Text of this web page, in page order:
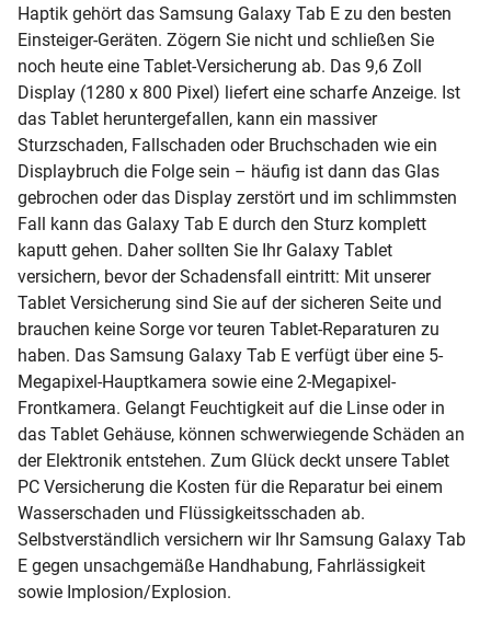
Haptik gehört das Samsung Galaxy Tab E zu den besten
Einsteiger-Geräten. Zögern Sie nicht und schließen Sie
noch heute eine Tablet-Versicherung ab. Das 9,6 Zoll
Display (1280 x 800 Pixel) liefert eine scharfe Anzeige. Ist
das Tablet heruntergefallen, kann ein massiver
Sturzschaden, Fallschaden oder Bruchschaden wie ein
Displaybruch die Folge sein – häufig ist dann das Glas
gebrochen oder das Display zerstört und im schlimmsten
Fall kann das Galaxy Tab E durch den Sturz komplett
kaputt gehen. Daher sollten Sie Ihr Galaxy Tablet
versichern, bevor der Schadensfall eintritt: Mit unserer
Tablet Versicherung sind Sie auf der sicheren Seite und
brauchen keine Sorge vor teuren Tablet-Reparaturen zu
haben. Das Samsung Galaxy Tab E verfügt über eine 5-
Megapixel-Hauptkamera sowie eine 2-Megapixel-
Frontkamera. Gelangt Feuchtigkeit auf die Linse oder in
das Tablet Gehäuse, können schwerwiegende Schäden an
der Elektronik entstehen. Zum Glück deckt unsere Tablet
PC Versicherung die Kosten für die Reparatur bei einem
Wasserschaden und Flüssigkeitsschaden ab.
Selbstverständlich versichern wir Ihr Samsung Galaxy Tab
E gegen unsachgemäße Handhabung, Fahrlässigkeit
sowie Implosion/Explosion.